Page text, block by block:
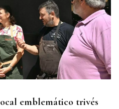
emblemático trivés